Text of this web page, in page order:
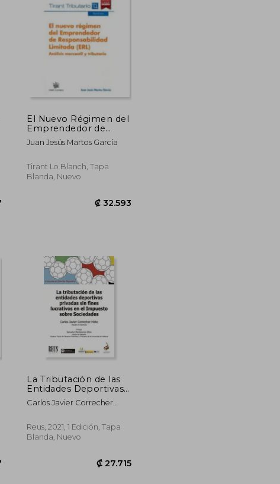
₡ 11.677
El Nuevo Régimen del
Emprendedor de
Responsabilidad
Limitada (ERL)
Tributario)
Juan Jesús Martos García
Tirant Lo Blanch, Tapa
Blanda, Nuevo
La Tributación de las
Entidades Deportivas
Privadas sin Fines
Lucrativos en el
Sociedades (Derecho
Deportivo)
Carlos Javier Correcher
Reus, 2021, 1 Edición, Tapa
Blanda, Nuevo